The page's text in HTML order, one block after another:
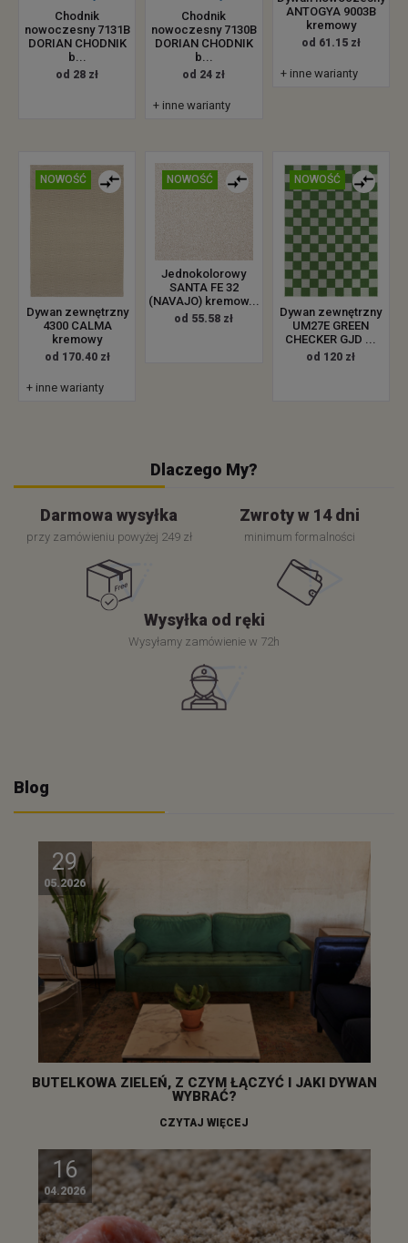
Chodnik
nowoczesny 7131B
DORIAN CHODNIK
b...
od 28 zł
Chodnik
nowoczesny 7130B
DORIAN CHODNIK
b...
od 24 zł
+ inne warianty
ANTOGYA 9003B
kremowy
od 61.15 zł
+ inne warianty
NOWOŚĆ
Dywan zewnętrzny
4300 CALMA
kremowy
od 170.40 zł
+ inne warianty
NOWOŚĆ
Jednokolorowy
SANTA FE 32
(NAVAJO) kremow...
od 55.58 zł
NOWOŚĆ
Dywan zewnętrzny
UM27E GREEN
CHECKER GJD ...
od 120 zł
Dlaczego My?
Darmowa wysyłka
przy zamówieniu powyżej 249 zł
Zwroty w 14 dni
minimum formalności
Wysyłka od ręki
Wysyłamy zamówienie w 72h
Blog
29
05.2026
BUTELKOWA ZIELEŃ, Z CZYM ŁĄCZYĆ I JAKI DYWAN
WYBRAĆ?
CZYTAJ WIĘCEJ
16
04.2026